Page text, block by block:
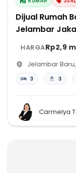
Dijual Rumah
Jelambar
HARGARp2,9
Jelambar Baru,
3 3
Carmelya